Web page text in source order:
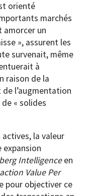
orienté
marchés
amorcer un
», assurent les
survenait, même
à
raison de la
l’augmentation
« solides
la valeur
expansion
Intelligenceen
Value Per
pour objectiver ce